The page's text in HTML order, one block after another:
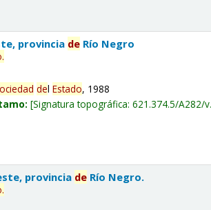
provincia de Río Negro
.
delEstado, 1988
Signatura topográfica:621.374.5/A282/
provincia de Río Negro.
.